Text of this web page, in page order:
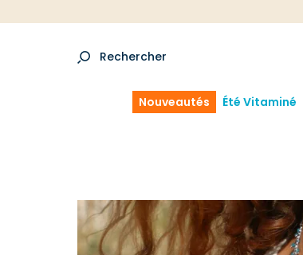
Rechercher
Nouveautés Été Vitaminé